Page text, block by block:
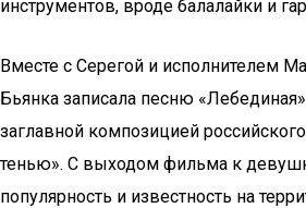
инструментов, вроде балалайки и
Вместе с Серегой и исполнителем
Бьянка записала песню
заглавной композицией
тенью». С выходом фильма к
популярность и известность на